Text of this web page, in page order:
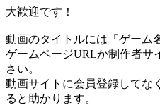
大歓迎です！
動画のタイトルには「ゲーム
ゲームページURLか制作者サ
さい。
動画サイトに会員登録してな
ると助かります。